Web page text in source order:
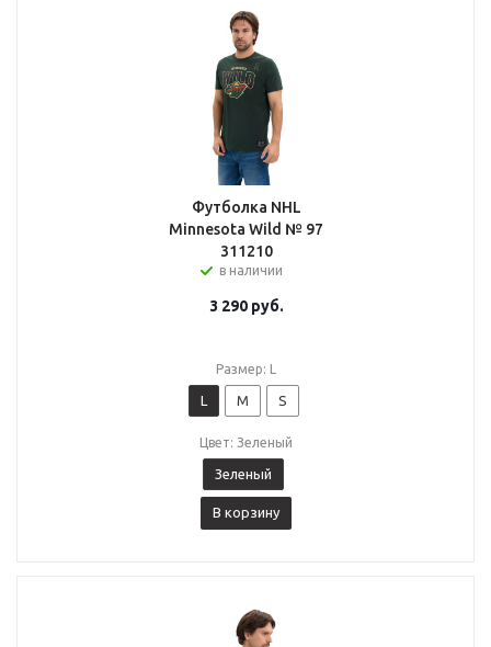
Футболка NHL
Minnesota Wild № 97
311210
в наличии
3 290руб.
Размер: L
L M S
Цвет: Зеленый
Зеленый
В корзину